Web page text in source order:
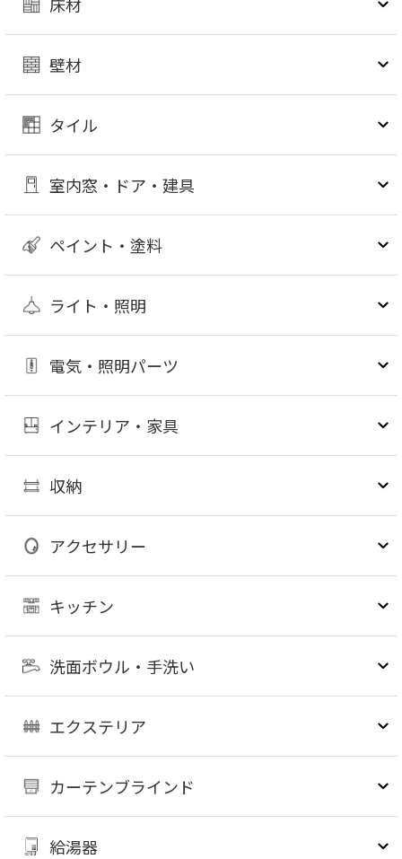
壁材
タイル
室内窓・ドア・建具
ペイント・塗料
ライト・照明
電気・照明パーツ
インテリア・家具
収納
アクセサリー
キッチン
洗面ボウル・手洗い
エクステリア
カーテンブラインド
給湯器